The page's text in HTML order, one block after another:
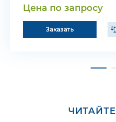
Цена по запросу
Заказать
ЧИТАЙТЕ